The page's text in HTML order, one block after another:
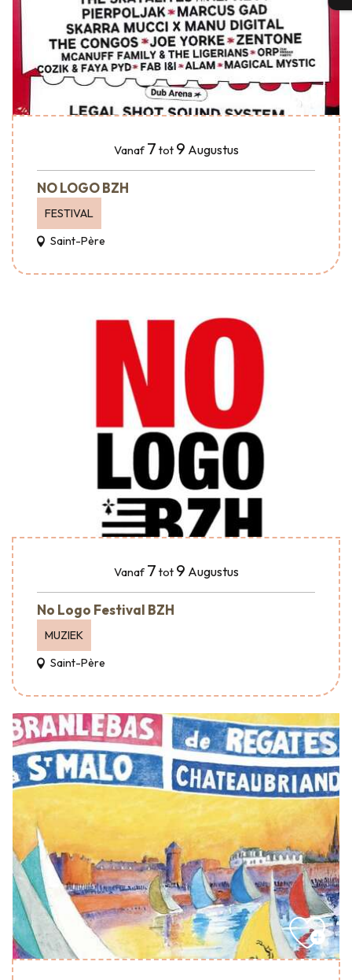
Vanaf 7 tot 9 Augustus
NO LOGO BZH
FESTIVAL
Saint-Père
Vanaf 7 tot 9 Augustus
No Logo Festival BZH
MUZIEK
Saint-Père